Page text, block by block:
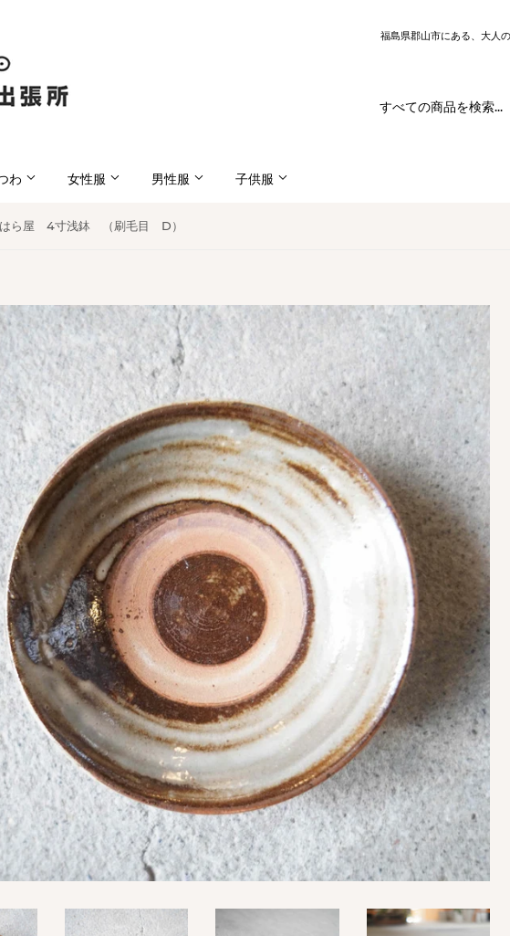
福島県郡山市にある、大人
わ 女性服 男性服 子供服
ら屋 4寸浅鉢 （刷毛目 D）